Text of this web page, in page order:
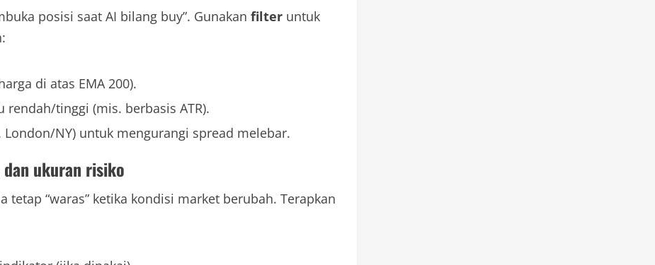
posisi saat AI bilang buy”. Gunakan filter untuk
di atas EMA 200).
tinggi (mis. berbasis ATR).
NY) untuk mengurangi spread melebar.
ukuran risiko
“waras” ketika kondisi market berubah. Terapkan